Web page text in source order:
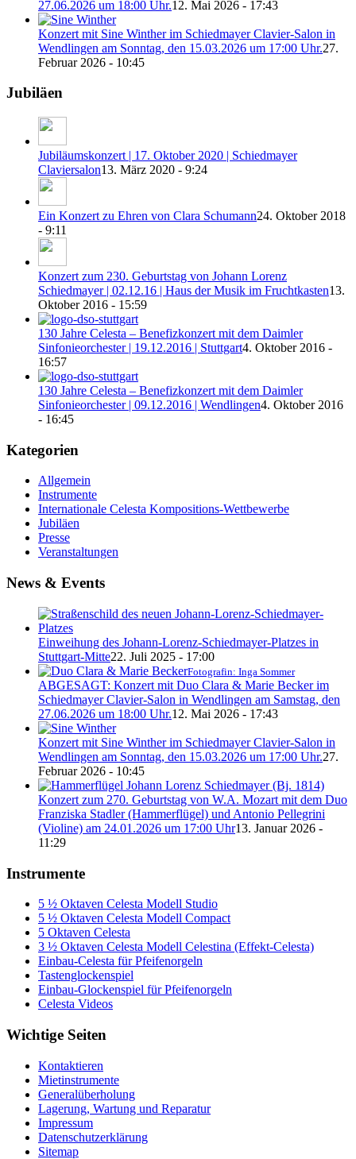
27.06.2026 um 18:00 Uhr.12. Mai 2026 - 17:43
Konzert mit Sine Winther im Schiedmayer Clavier-Salon in
Wendlingen am Sonntag, den 15.03.2026 um 17:00 Uhr.27.
Februar 2026 - 10:45
Jubiläen
Jubiläumskonzert | 17. Oktober 2020 | Schiedmayer
Claviersalon13. März 2020 - 9:24
Ein Konzert zu Ehren von Clara Schumann24. Oktober 2018
- 9:11
Konzert zum 230. Geburtstag von Johann Lorenz
Schiedmayer | 02.12.16 | Haus der Musik im Fruchtkasten13.
Oktober 2016 - 15:59
130 Jahre Celesta – Benefizkonzert mit dem Daimler
Sinfonieorchester | 19.12.2016 | Stuttgart4. Oktober 2016 -
16:57
130 Jahre Celesta – Benefizkonzert mit dem Daimler
Sinfonieorchester | 09.12.2016 | Wendlingen4. Oktober 2016
- 16:45
Kategorien
Allgemein
Instrumente
Internationale Celesta Kompositions-Wettbewerbe
Jubiläen
Presse
Veranstaltungen
News & Events
Einweihung des Johann-Lorenz-Schiedmayer-Platzes in
Stuttgart-Mitte22. Juli 2025 - 17:00
Fotografin: Inga Sommer
ABGESAGT: Konzert mit Duo Clara & Marie Becker im
Schiedmayer Clavier-Salon in Wendlingen am Samstag, den
27.06.2026 um 18:00 Uhr.12. Mai 2026 - 17:43
Konzert mit Sine Winther im Schiedmayer Clavier-Salon in
Wendlingen am Sonntag, den 15.03.2026 um 17:00 Uhr.27.
Februar 2026 - 10:45
Konzert zum 270. Geburtstag von W.A. Mozart mit dem Duo
Franziska Stadler (Hammerflügel) und Antonio Pellegrini
(Violine) am 24.01.2026 um 17:00 Uhr13. Januar 2026 -
11:29
Instrumente
5 ½ Oktaven Celesta Modell Studio
5 ½ Oktaven Celesta Modell Compact
5 Oktaven Celesta
3 ½ Oktaven Celesta Modell Celestina (Effekt-Celesta)
Einbau-Celesta für Pfeifenorgeln
Tastenglockenspiel
Einbau-Glockenspiel für Pfeifenorgeln
Celesta Videos
Wichtige Seiten
Kontaktieren
Mietinstrumente
Generalüberholung
Lagerung, Wartung und Reparatur
Impressum
Datenschutzerklärung
Sitemap